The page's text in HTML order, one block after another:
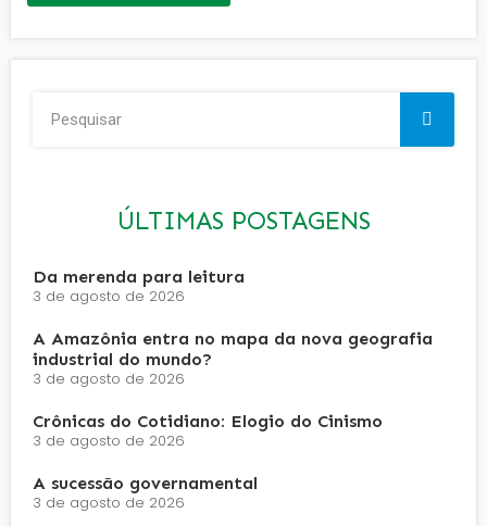
ÚLTIMAS POSTAGENS
Da merenda para leitura
3 de agosto de 2026
A Amazônia entra no mapa da nova geografia
industrial do mundo?
3 de agosto de 2026
Crônicas do Cotidiano: Elogio do Cinismo
3 de agosto de 2026
A sucessão governamental
3 de agosto de 2026